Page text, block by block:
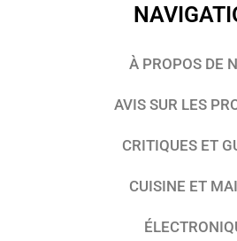
À PROPOS DE
AVIS SUR LES
CRITIQUES ET
CUISINE ET